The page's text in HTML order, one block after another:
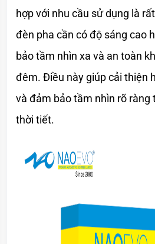
hợp với nhu cầu sử dụng là
đèn pha cần có độ sáng cao
bảo tầm nhìn xa và an toàn
đêm. Điều này giúp cải thiện
và đảm bảo tầm nhìn rõ ràng
thời tiết.